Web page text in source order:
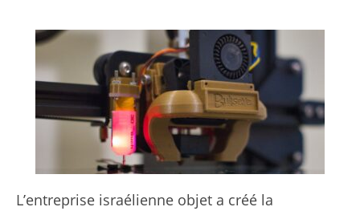
L’entreprise israélienne objet a créé la